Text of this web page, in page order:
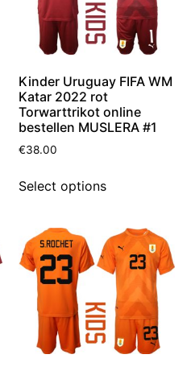
Kinder Uruguay FIFA WM
Katar 2022 rot
Torwarttrikot online
bestellen MUSLERA #1
€38.00
Select options